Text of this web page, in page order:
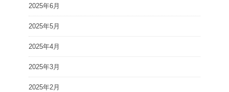
2025年6月
2025年5月
2025年4月
2025年3月
2025年2月